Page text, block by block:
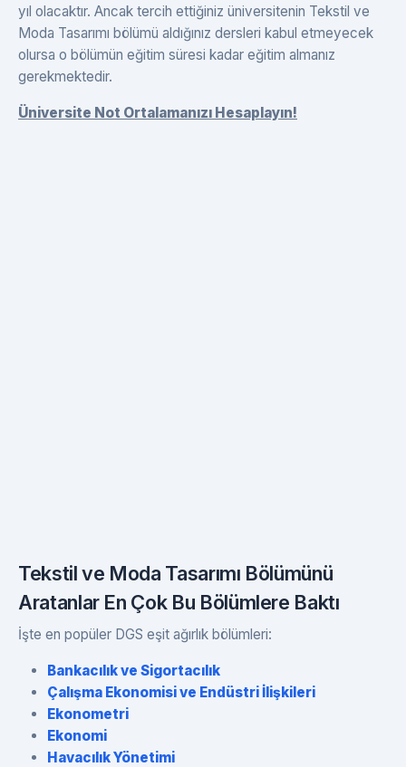
yıl olacaktır. Ancak tercih ettiğiniz üniversitenin Tekstil ve
Moda Tasarımı bölümü aldığınız dersleri kabul etmeyecek
olursa o bölümün eğitim süresi kadar eğitim almanız
gerekmektedir.
Üniversite Not Ortalamanızı Hesaplayın!
Tekstil ve Moda Tasarımı Bölümünü
Aratanlar En Çok Bu Bölümlere Baktı
İşte en popüler DGS eşit ağırlık bölümleri:
Bankacılık ve Sigortacılık
Çalışma Ekonomisi ve Endüstri İlişkileri
Ekonometri
Ekonomi
Havacılık Yönetimi